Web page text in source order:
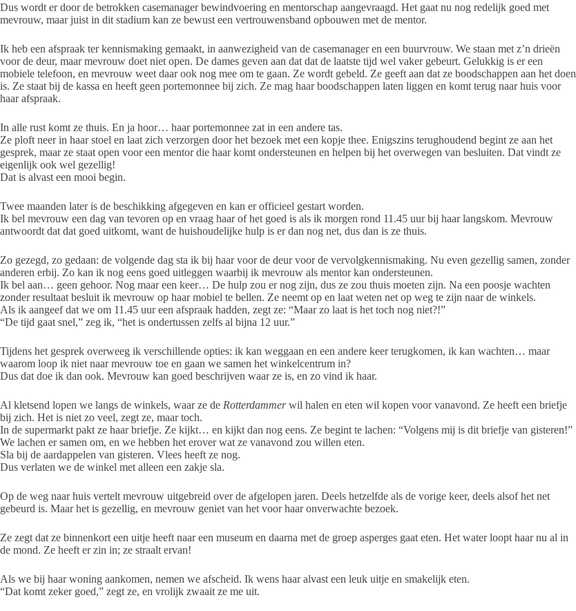
Dus wordt er door de betrokken casemanager bewindvoering en mentorschap aangevraagd. Het gaat nu nog redelijk goed met
mevrouw, maar juist in dit stadium kan ze bewust een vertrouwensband opbouwen met de mentor.
Ik heb een afspraak ter kennismaking gemaakt, in aanwezigheid van de casemanager en een buurvrouw. We staan met z’n drieën
voor de deur, maar mevrouw doet niet open. De dames geven aan dat dat de laatste tijd wel vaker gebeurt. Gelukkig is er een
mobiele telefoon, en mevrouw weet daar ook nog mee om te gaan. Ze wordt gebeld. Ze geeft aan dat ze boodschappen aan het doen
is. Ze staat bij de kassa en heeft geen portemonnee bij zich. Ze mag haar boodschappen laten liggen en komt terug naar huis voor
haar afspraak.
In alle rust komt ze thuis. En ja hoor… haar portemonnee zat in een andere tas.
Ze ploft neer in haar stoel en laat zich verzorgen door het bezoek met een kopje thee. Enigszins terughoudend begint ze aan het
gesprek, maar ze staat open voor een mentor die haar komt ondersteunen en helpen bij het overwegen van besluiten. Dat vindt ze
eigenlijk ook wel gezellig!
Dat is alvast een mooi begin.
Twee maanden later is de beschikking afgegeven en kan er officieel gestart worden.
Ik bel mevrouw een dag van tevoren op en vraag haar of het goed is als ik morgen rond 11.45 uur bij haar langskom. Mevrouw
antwoordt dat dat goed uitkomt, want de huishoudelijke hulp is er dan nog net, dus dan is ze thuis.
Zo gezegd, zo gedaan: de volgende dag sta ik bij haar voor de deur voor de vervolgkennismaking. Nu even gezellig samen, zonder
anderen erbij. Zo kan ik nog eens goed uitleggen waarbij ik mevrouw als mentor kan ondersteunen.
Ik bel aan… geen gehoor. Nog maar een keer… De hulp zou er nog zijn, dus ze zou thuis moeten zijn. Na een poosje wachten
zonder resultaat besluit ik mevrouw op haar mobiel te bellen. Ze neemt op en laat weten net op weg te zijn naar de winkels.
Als ik aangeef dat we om 11.45 uur een afspraak hadden, zegt ze: “Maar zo laat is het toch nog niet?!”
“De tijd gaat snel,” zeg ik, “het is ondertussen zelfs al bijna 12 uur.”
Tijdens het gesprek overweeg ik verschillende opties: ik kan weggaan en een andere keer terugkomen, ik kan wachten… maar
waarom loop ik niet naar mevrouw toe en gaan we samen het winkelcentrum in?
Dus dat doe ik dan ook. Mevrouw kan goed beschrijven waar ze is, en zo vind ik haar.
Al kletsend lopen we langs de winkels, waar ze de Rotterdammerwil halen en eten wil kopen voor vanavond. Ze heeft een briefje
bij zich. Het is niet zo veel, zegt ze, maar toch.
In de supermarkt pakt ze haar briefje. Ze kijkt… en kijkt dan nog eens. Ze begint te lachen: “Volgens mij is dit briefje van gisteren!”
We lachen er samen om, en we hebben het erover wat ze vanavond zou willen eten.
Sla bij de aardappelen van gisteren. Vlees heeft ze nog.
Dus verlaten we de winkel met alleen een zakje sla.
Op de weg naar huis vertelt mevrouw uitgebreid over de afgelopen jaren. Deels hetzelfde als de vorige keer, deels alsof het net
gebeurd is. Maar het is gezellig, en mevrouw geniet van het voor haar onverwachte bezoek.
Ze zegt dat ze binnenkort een uitje heeft naar een museum en daarna met de groep asperges gaat eten. Het water loopt haar nu al in
de mond. Ze heeft er zin in; ze straalt ervan!
Als we bij haar woning aankomen, nemen we afscheid. Ik wens haar alvast een leuk uitje en smakelijk eten.
“Dat komt zeker goed,” zegt ze, en vrolijk zwaait ze me uit.